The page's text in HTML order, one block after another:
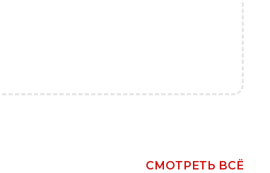
СМОТРЕТЬ ВСЁ